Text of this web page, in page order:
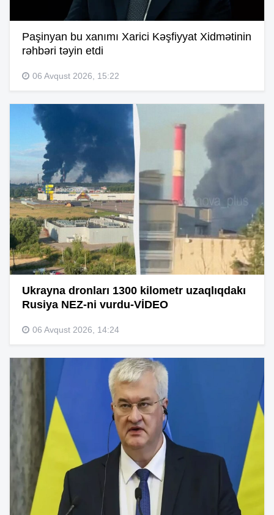
Paşinyan bu xanımı Xarici Kəşfiyyat Xidmətinin
rəhbəri təyin etdi
06 Avqust 2026, 15:22
Ukrayna dronları 1300 kilometr uzaqlıqdakı
Rusiya NEZ-ni vurdu-VİDEO
06 Avqust 2026, 14:24